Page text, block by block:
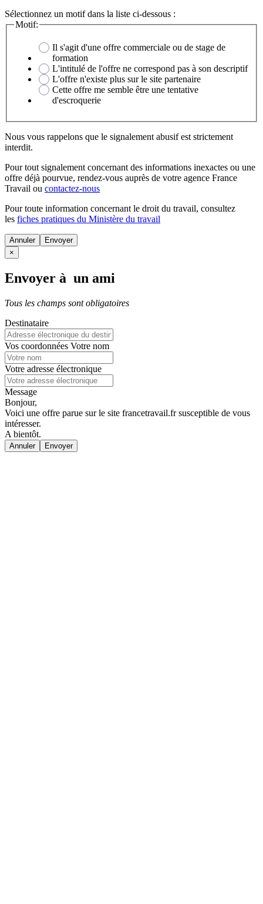
Sélectionnez un motif dans la liste ci-dessous :
Motif:
Il s'agit d'une offre commerciale ou de stage de
formation
L'intitulé de l'offre ne correspond pas à son descriptif
L'offre n'existe plus sur le site partenaire
Cette offre me semble être une tentative
d'escroquerie
Nous vous rappelons que le signalement abusif est strictement
interdit.
Pour tout signalement concernant des informations inexactes ou une
offre déjà pourvue, rendez-vous auprès de votre agence France
Travail ou contactez-nous
Pour toute information concernant le droit du travail, consultez
les fiches pratiques du Ministère du travail
Annuler
×
Envoyer à un ami
Tous les champs sont obligatoires
Destinataire
Vos coordonnées Votre nom
Votre adresse électronique
Message
Bonjour,
Voici une offre parue sur le site francetravail.fr susceptible de vous
intéresser.
A bientôt.
Annuler